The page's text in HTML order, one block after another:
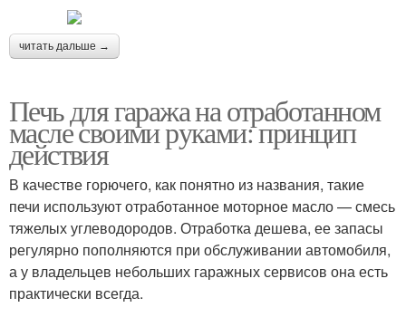
читать дальше →
Печь для гаража на отработанном
масле своими руками: принцип
действия
В качестве горючего, как понятно из названия, такие
печи используют отработанное моторное масло — смесь
тяжелых углеводородов. Отработка дешева, ее запасы
регулярно пополняются при обслуживании автомобиля,
а у владельцев небольших гаражных сервисов она есть
практически всегда.